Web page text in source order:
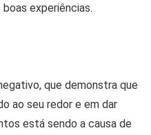
experiências.
que demonstra que
ao seu redor e em dar
está sendo a causa de